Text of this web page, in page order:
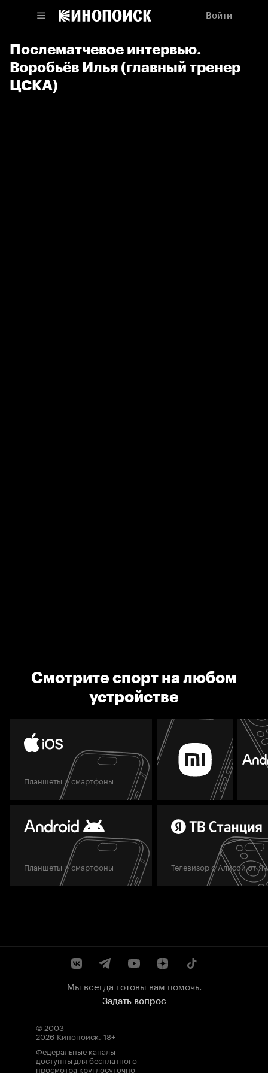
Войти
Послематчевое интервью.
Воробьёв Илья (главный тренер
ЦСКА)
Смотрите спорт на любом
устройстве
Планшеты и смартфоны
Планшеты и смартфоны Телевизор с Алисой от
Мы всегда готовы вам помочь.
Задать вопрос
© 2003–
2026 Кинопоиск. 18+
Федеральные каналы
доступны для бесплатного
просмотра круглосуточно